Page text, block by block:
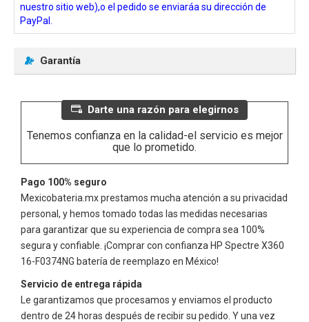
nuestro sitio web),o el pedido se enviaráa su dirección de
PayPal.
Garantía
Darte una razón para elegirnos
Tenemos confianza en la calidad-el servicio es mejor
que lo prometido.
Pago 100% seguro
Mexicobateria.mx prestamos mucha atención a su privacidad
personal, y hemos tomado todas las medidas necesarias
para garantizar que su experiencia de compra sea 100%
segura y confiable. ¡Comprar con confianza HP Spectre X360
16-F0374NG batería de reemplazo en México!
Servicio de entrega rápida
Le garantizamos que procesamos y enviamos el producto
dentro de 24 horas después de recibir su pedido. Y una vez